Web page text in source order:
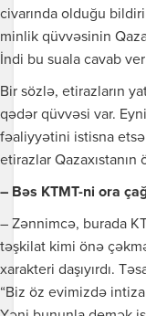
civarında olduğu
minlik qüvvəsinin
İndi bu suala cavab
Bir sözlə, etirazların
qədər qüvvəsi var. Eyni
fəaliyyətini istisna
etirazlar Qazaxıstanın
– Bəs KTMT-ni ora
– Zənnimcə, burada
təşkilat kimi önə
xarakteri daşıyırdı.
“Biz öz evimizdə